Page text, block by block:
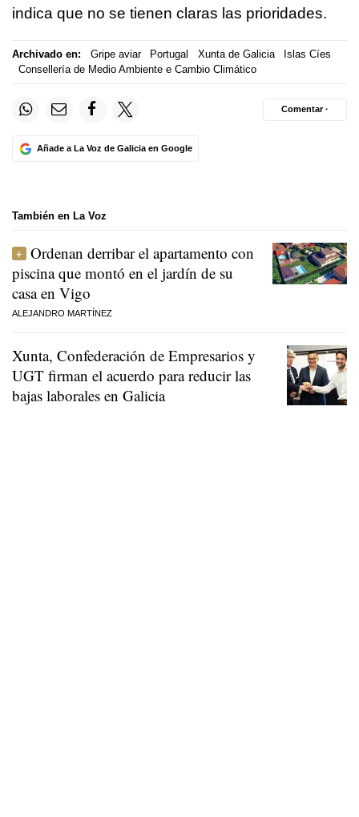
indica que no se tienen claras las prioridades.
Archivado en: Gripe aviar Portugal Xunta de Galicia
Islas Cíes
Consellería de Medio Ambiente e Cambio Climático
Añade a La Voz de Galicia en Google
Comentar ·
También en La Voz
Ordenan derribar el apartamento con
piscina que montó en el jardín de su
casa en Vigo
ALEJANDRO MARTÍNEZ
Xunta, Confederación de Empresarios y
UGT firman el acuerdo para reducir las
bajas laborales en Galicia